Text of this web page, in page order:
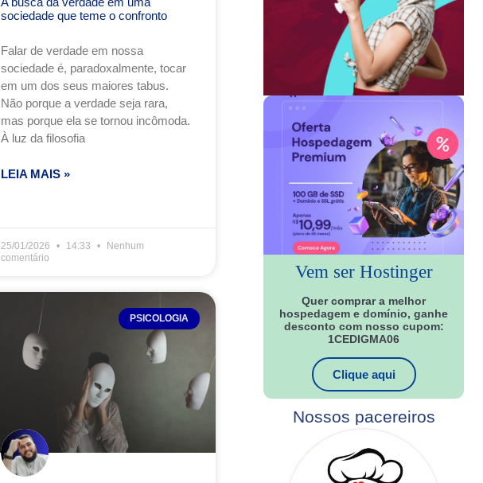
sociedade que teme o confronto
Falar de verdade em nossa
sociedade é, paradoxalmente, tocar
em um dos seus maiores tabus.
Não porque a verdade seja rara,
mas porque ela se tornou incômoda.
À luz da filosofia
LEIA MAIS »
25/01/2026 14:33
Nenhum
comentário
PSICOLOGIA
Vem ser Hostinger
Quer comprar a melhor
hospedagem e domínio, ganhe
desconto com nosso cupom:
1CEDIGMA06
Clique aqui
Nossos pacereiros